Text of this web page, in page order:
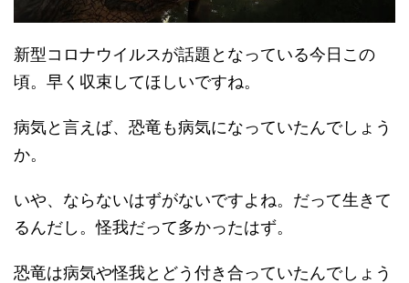
新型コロナウイルスが話題となっている今日この
頃。早く収束してほしいですね。
病気と言えば、恐竜も病気になっていたんでしょう
か。
いや、ならないはずがないですよね。だって生きて
るんだし。怪我だって多かったはず。
恐竜は病気や怪我とどう付き合っていたんでしょう